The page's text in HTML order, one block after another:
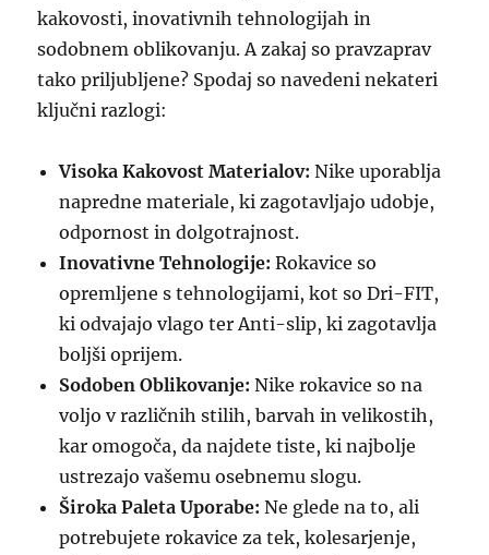
kakovosti, inovativnih tehnologijah in
sodobnem oblikovanju. A zakaj so pravzaprav
tako priljubljene? Spodaj so navedeni nekateri
ključni razlogi:
Visoka Kakovost Materialov: Nike uporablja
napredne materiale, ki zagotavljajo udobje,
odpornost in dolgotrajnost.
Inovativne Tehnologije: Rokavice so
opremljene s tehnologijami, kot so Dri-FIT,
ki odvajajo vlago ter Anti-slip, ki zagotavlja
boljši oprijem.
Sodoben Oblikovanje: Nike rokavice so na
voljo v različnih stilih, barvah in velikostih,
kar omogoča, da najdete tiste, ki najbolje
ustrezajo vašemu osebnemu slogu.
Široka Paleta Uporabe: Ne glede na to, ali
potrebujete rokavice za tek, kolesarjenje,